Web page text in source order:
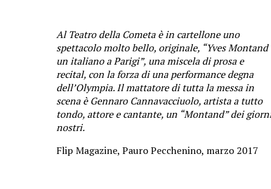
Al Teatro della Cometa è in cartellone uno
spettacolo molto bello, originale, “Yves Montand
un italiano a Parigi”, una miscela di prosa e
recital, con la forza di una performance degna
dell’Olympia. Il mattatore di tutta la messa in
scena è Gennaro Cannavacciuolo, artista a tutto
tondo, attore e cantante, un “Montand” dei
nostri.
Flip Magazine, Pauro Pecchenino, marzo 2017